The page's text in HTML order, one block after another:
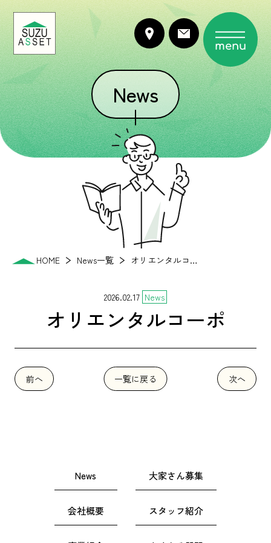
menu
News
HOME News一覧 オリエンタルコ…
オリエンタルコーポ
2026.02.17 News
前へ 一覧に戻る 次へ
News
会社概要
大家さん募集
スタッフ紹介